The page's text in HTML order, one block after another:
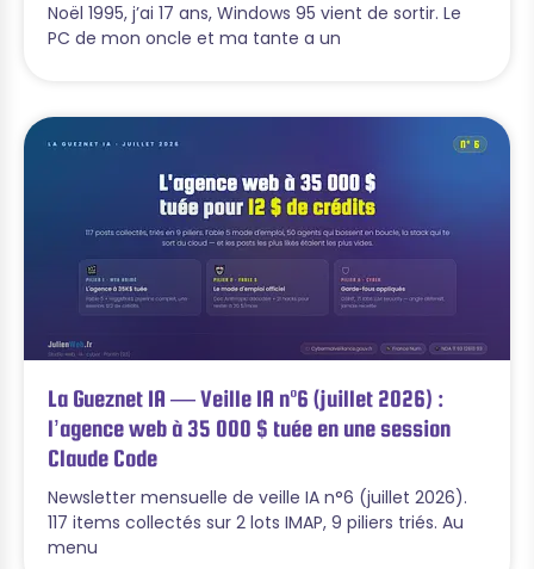
Noël 1995, j’ai 17 ans, Windows 95 vient de sortir. Le
PC de mon oncle et ma tante a un
La Gueznet IA — Veille IA n°6 (juillet 2026) :
l’agence web à 35 000 $ tuée en une session
Claude Code
Newsletter mensuelle de veille IA n°6 (juillet 2026).
117 items collectés sur 2 lots IMAP, 9 piliers triés. Au
menu